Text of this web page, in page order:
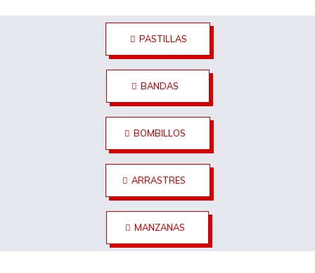
PASTILLAS
BANDAS
BOMBILLOS
ARRASTRES
MANZANAS